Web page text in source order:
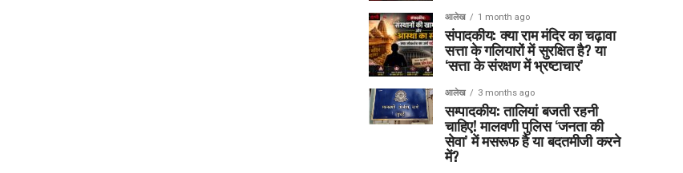
आलेख 1 month ago
संपादकीय: क्या राम मंदिर का चढ़ावा
सत्ता के गलियारों में सुरक्षित है? या
‘सत्ता के संरक्षण में भ्रष्टाचार’
आलेख 3 months ago
सम्पादकीय: तालियां बजती रहनी
चाहिए! मालवणी पुलिस ‘जनता की
सेवा’ में मसरूफ है या बदतमीजी करने
में?